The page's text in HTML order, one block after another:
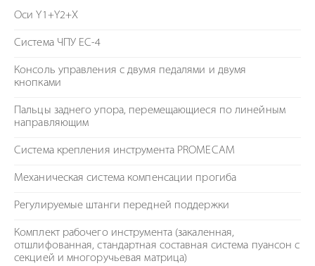
Оси Y1+Y2+X
Система ЧПУ EC-4
Консоль управления с двумя педалями и двумя
кнопками
Пальцы заднего упора, перемещающиеся по линейным
направляющим
Система крепления инструмента PROMECAM
Механическая система компенсации прогиба
Регулируемые штанги передней поддержки
Комплект рабочего инструмента (закаленная,
отшлифованная, стандартная составная система пуансон с
секцией и многоручьевая матрица)